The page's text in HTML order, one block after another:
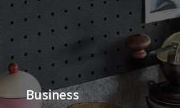
Business